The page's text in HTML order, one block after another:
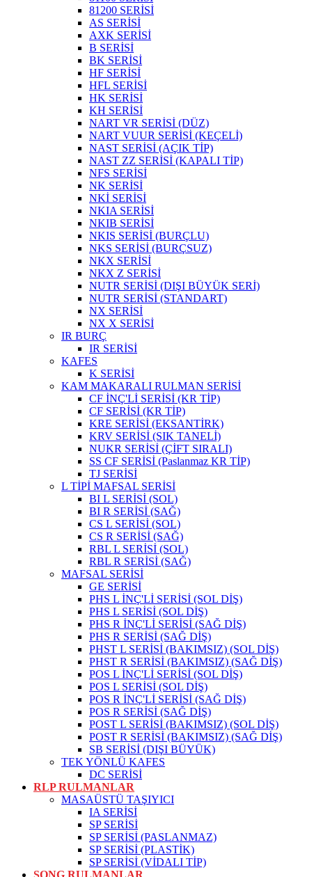
81200 SERİSİ
AS SERİSİ
AXK SERİSİ
B SERİSİ
BK SERİSİ
HF SERİSİ
HFL SERİSİ
HK SERİSİ
KH SERİSİ
NART VR SERİSİ (DÜZ)
NART VUUR SERİSİ (KEÇELİ)
NAST SERİSİ (AÇIK TİP)
NAST ZZ SERİSİ (KAPALI TİP)
NFS SERİSİ
NK SERİSİ
NKİ SERİSİ
NKIA SERİSİ
NKIB SERİSİ
NKIS SERİSİ (BURÇLU)
NKS SERİSİ (BURÇSUZ)
NKX SERİSİ
NKX Z SERİSİ
NUTR SERİSİ (DIŞI BÜYÜK SERİ)
NUTR SERİSİ (STANDART)
NX SERİSİ
NX X SERİSİ
IR BURÇ
IR SERİSİ
KAFES
K SERİSİ
KAM MAKARALI RULMAN SERİSİ
CF İNÇ'Lİ SERİSİ (KR TİP)
CF SERİSİ (KR TİP)
KRE SERİSİ (EKSANTİRK)
KRV SERİSİ (SIK TANELİ)
NUKR SERİSİ (ÇİFT SIRALI)
SS CF SERİSİ (Paslanmaz KR TİP)
TJ SERİSİ
L TİPİ MAFSAL SERİSİ
BI L SERİSİ (SOL)
BI R SERİSİ (SAĞ)
CS L SERİSİ (SOL)
CS R SERİSİ (SAĞ)
RBL L SERİSİ (SOL)
RBL R SERİSİ (SAĞ)
MAFSAL SERİSİ
GE SERİSİ
PHS L İNÇ'Lİ SERİSİ (SOL DİŞ)
PHS L SERİSİ (SOL DİŞ)
PHS R İNÇ'Lİ SERİSİ (SAĞ DİŞ)
PHS R SERİSİ (SAĞ DİŞ)
PHST L SERİSİ (BAKIMSIZ) (SOL DİŞ)
PHST R SERİSİ (BAKIMSIZ) (SAĞ DİŞ)
POS L İNÇ'Lİ SERİSİ (SOL DİŞ)
POS L SERİSİ (SOL DİŞ)
POS R İNÇ'Lİ SERİSİ (SAĞ DİŞ)
POS R SERİSİ (SAĞ DİŞ)
POST L SERİSİ (BAKIMSIZ) (SOL DİŞ)
POST R SERİSİ (BAKIMSIZ) (SAĞ DİŞ)
SB SERİSİ (DIŞI BÜYÜK)
TEK YÖNLÜ KAFES
DC SERİSİ
RLP RULMANLAR
MASAÜSTÜ TAŞIYICI
IA SERİSİ
SP SERİSİ
SP SERİSİ (PASLANMAZ)
SP SERİSİ (PLASTİK)
SP SERİSİ (VİDALI TİP)